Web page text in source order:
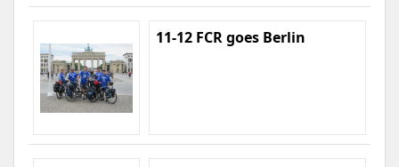
11-12 FCR goes Berlin